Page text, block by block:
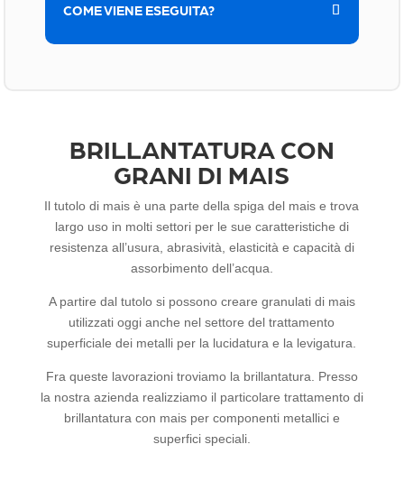
COME VIENE ESEGUITA?
BRILLANTATURA CON
GRANI DI MAIS
Il tutolo di mais è una parte della spiga del mais e trova
largo uso in molti settori per le sue caratteristiche di
resistenza all’usura, abrasività, elasticità e capacità di
assorbimento dell’acqua.
A partire dal tutolo si possono creare granulati di mais
utilizzati oggi anche nel settore del trattamento
superficiale dei metalli per la lucidatura e la levigatura.
Fra queste lavorazioni troviamo la brillantatura. Presso
la nostra azienda realizziamo il particolare trattamento di
brillantatura con mais per componenti metallici e
superfici speciali.